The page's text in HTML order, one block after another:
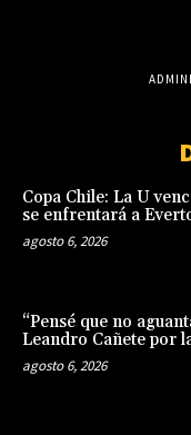
Copa Chile: La U
se enfrentará a
agosto 6, 2026
“Pensé que no
Leandro Cañete por
agosto 6, 2026